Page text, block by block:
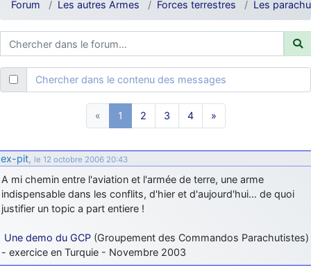
d9pouces: ouakamois > si tu parles du sujet sur l'Armée de l'Air,
bien sûr que oui !
je suis un avion@,._,+: Bonjour je viens d'arriver il y a quelques
moi et quelques avions n'ont pas les mêmes noms qu'aujourd'hui
ouakamois: Bonjourà toutes et à tous.en espérantque ces
quelques images du Pays Basque vous auront plu ; Agur…
: Je me rattraperai à la Ferté samedi
fox_50: Bonjour, certains parmis vous étaient-ils présent au
meeting de Lann Bihoué de 2026 ?
cachée dans les pins : Coucou et excellente année 2026 à tous et
au site!
jericho: Bonne année et tous mes meilleurs voeux à tous pour
2026 !
Forum Les autres Armes Forces terrestres Les
Chercher dans le contenu des messages
« 1 2 3 4 »
ex-pit, le 12 octobre 2006 20:43
A mi chemin entre l'aviation et l'armée de terre, une arme
indispensable dans les conflits, d'hier et d'aujourd'hui… de quoi
justifier un topic a part entiere !
Une demo du GCP (Groupement des Commandos Parachutistes)
- exercice en Turquie - Novembre 2003